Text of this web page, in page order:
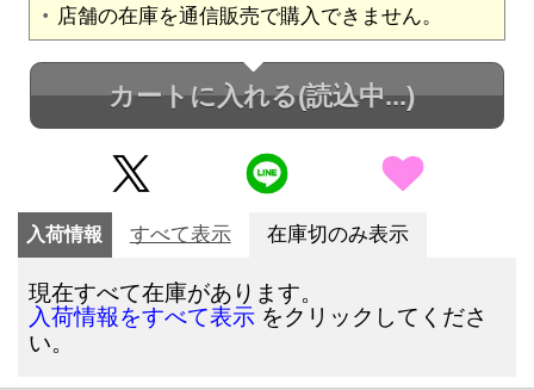
店舗の在庫を通信販売で購入できません。
カートに入れる(読込中...)
入荷情報 すべて表示 在庫切のみ表示
現在すべて在庫があります。
入荷情報をすべて表示 をクリックしてくださ
い。